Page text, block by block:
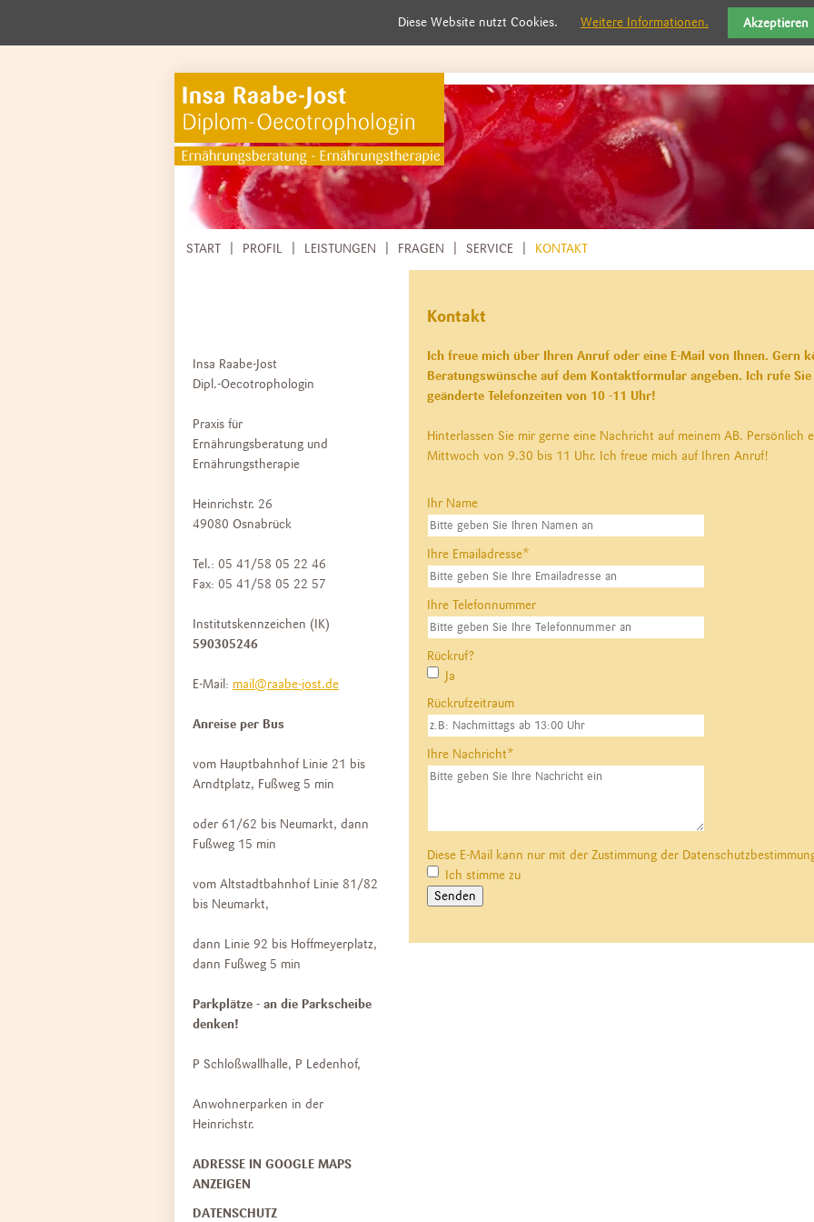
NAVIGATION
START PROFIL LEISTUNGEN FRAGEN SERVICE KONTAKT
Insa Raabe-Jost
Dipl.-Oecotrophologin
Praxis für
Ernährungsberatung und
Ernährungstherapie
Heinrichstr. 26
49080 Osnabrück
Tel.: 05 41/58 05 22 46
Fax: 05 41/58 05 22 57
Institutskennzeichen (IK)
590305246
E-Mail: mail@raabe-jost.de
Anreise per Bus
vom Hauptbahnhof Linie 21 bis
Arndtplatz, Fußweg 5 min
oder 61/62 bis Neumarkt, dann
Fußweg 15 min
vom Altstadtbahnhof Linie 81/82
bis Neumarkt,
dann Linie 92 bis Hoffmeyerplatz,
dann Fußweg 5 min
Parkplätze - an die Parkscheibe
denken!
P Schloßwallhalle, P Ledenhof,
Anwohnerparken in der
Heinrichstr.
NAVIGATION
ÜBERSPRINGEN
ADRESSE IN GOOGLE MAPS
ANZEIGEN
DATENSCHUTZ
Kontakt
Ich freue mich über Ihren Anruf oder eine E-Mail von Ihnen. Gern
Beratungswünsche auf dem Kontaktformular angeben. Ich rufe
geänderte Telefonzeiten von 10 -11 Uhr!
Hinterlassen Sie mir gerne eine Nachricht auf meinem AB. Persönlich
Mittwoch von 9.30 bis 11 Uhr. Ich freue mich auf Ihren Anruf!
Ihr Name
Pflichtfeld
Ihre Emailadresse*
Ihre Telefonnummer
Rückruf?
Ja
Rückrufzeitraum
Pflichtfeld
Ihre Nachricht*
Pflichtfeld
Diese E-Mail kann nur mit der Zustimmung der
Ich stimme zu
Senden
Diese Website nutzt Cookies. Weitere Informationen. Akzeptieren